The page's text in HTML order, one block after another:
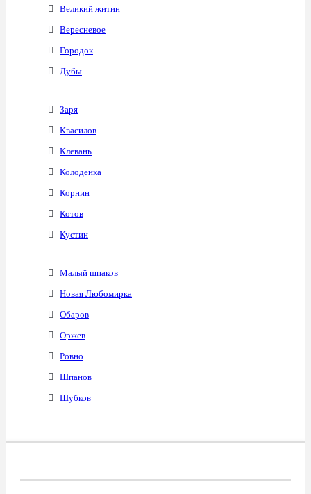
Великий житин
Вересневое
Городок
Дубы
Заря
Квасилов
Клевань
Колоденка
Корнин
Котов
Кустин
Малый шпаков
Новая Любомирка
Обаров
Оржев
Ровно
Шпанов
Шубков